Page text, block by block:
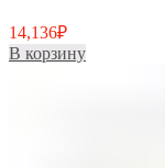
14,136₽
В корзину